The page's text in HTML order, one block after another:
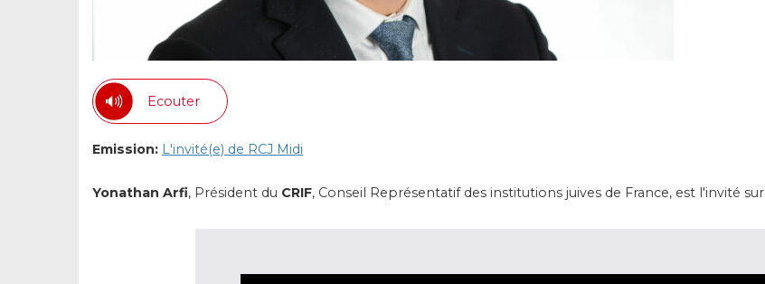
Ecouter
Emission: L'invité(e) de RCJ Midi
Yonathan Arfi, Président du CRIF, Conseil Représentatif des institutions juives de France, est l'invité sur